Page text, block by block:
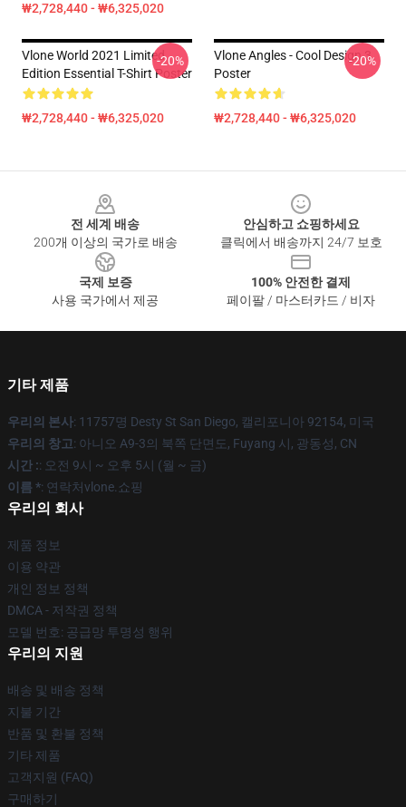
₩2,728,440 - ₩6,325,020
Vlone World 2021 Limited
Edition Essential T-Shirt Poster
₩2,728,440 - ₩6,325,020
-20%
Vlone Angles - Cool Design 3
Poster
₩2,728,440 - ₩6,325,020
-20%
전 세계 배송
200개 이상의 국가로 배송
안심하고 쇼핑하세요
클릭에서 배송까지 24/7 보호
국제 보증
사용 국가에서 제공
100% 안전한 결제
페이팔 / 마스터카드 / 비자
기타 제품
우리의 본사: 11757명 Desty St San Diego, 캘리포니아 92154, 미국
우리의 창고: 아니오 A9-3의 북쪽 단면도, Fuyang 시, 광동성, CN
시간 :: 오전 9시 ~ 오후 5시 (월 ~ 금)
이름 *: 연락처vlone.쇼핑
우리의 회사
제품 정보
이용 약관
개인 정보 정책
DMCA - 저작권 정책
모델 번호: 공급망 투명성 행위
우리의 지원
배송 및 배송 정책
지불 기간
반품 및 환불 정책
기타 제품
고객지원 (FAQ)
구매하기